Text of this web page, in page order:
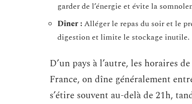
garder de l’énergie et évite la
Dîner :Alléger le repas du soir et le
digestion et limite le stockage inutile.
D’un pays à l’autre, les horaires
France, on dîne généralement
s’étire souvent au-delà de 21h,